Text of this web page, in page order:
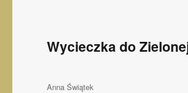
Wycieczka do
Autor
Anna Świątek